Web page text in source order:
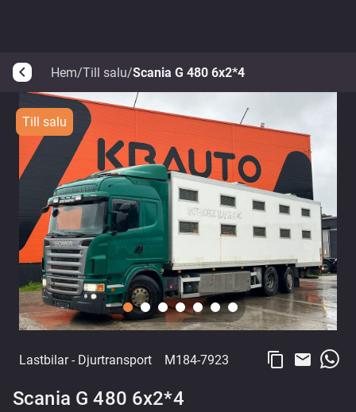
arrow_back_ios Hem/Till salu/Scania G 480 6x2*4
Till salu
Lastbilar- Djurtransport M184-7923 content_copy email
Scania G 480 6x2*4